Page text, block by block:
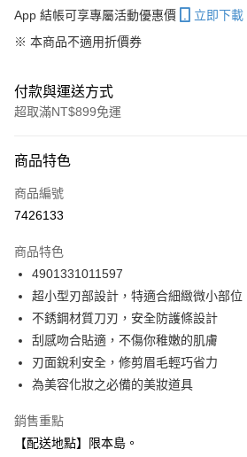
App 結帳可享專屬活動優惠價
立即下載
※ 本商品不適用折價券
付款與運送方式
超取滿NT$899免運
信用卡一次付款
超商取貨付款
Apple Pay
街口支付
悠遊付
Google Pay
商品特色
商品編號
7426133
商品特色
4901331011597
超小型刃部設計，特適合細緻微小部位
不銹鋼材質刀刃，安全防護條設計
刮感吻合貼適，不傷你稚嫩的肌膚
刃面銳利安全，修剪眉毛輕巧省力
為美容化妝之必備的美妝道具
銷售重點
【配送地點】限本島。